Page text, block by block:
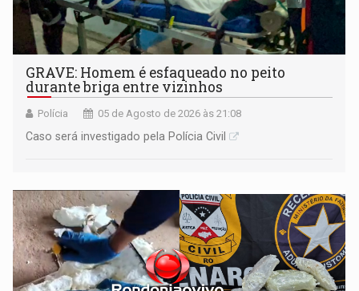
GRAVE: Homem é esfaqueado no peito
durante briga entre vizinhos
Polícia 05 de Agosto de 2026 às 21:08
Caso será investigado pela Polícia Civil